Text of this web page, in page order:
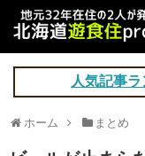
人気記事
ホーム まとめ